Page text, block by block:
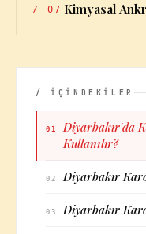
/ 07 Kimyasal
/ İÇİNDEKİLER
01
Diyarbakır'da
Kullanılır?
02 Diyarbakır
03 Diyarbakır